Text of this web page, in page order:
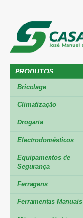
PRODUTOS
Bricolage
Climatização
Drogaria
Electrodomésticos
Equipamentos de
Segurança
Ferragens
Ferramentas Manuais